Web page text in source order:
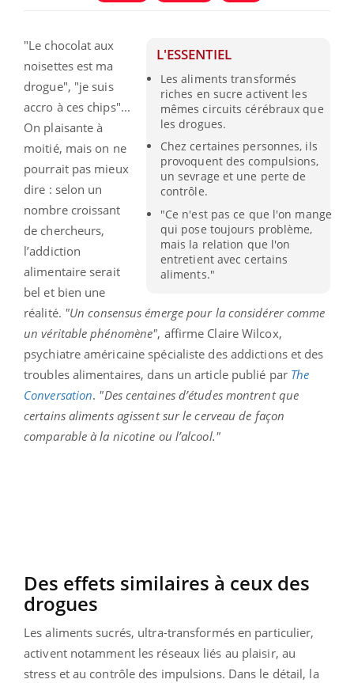
L'ESSENTIEL
Les aliments transformés
riches en sucre activent les
mêmes circuits cérébraux que
les drogues.
Chez certaines personnes, ils
provoquent des compulsions,
un sevrage et une perte de
contrôle.
"Ce n'est pas ce que l'on mange
qui pose toujours problème,
mais la relation que l'on
entretient avec certains
aliments."
"Le chocolat aux
noisettes est ma
drogue", "je suis
accro à ces chips"...
On plaisante à
moitié, mais on ne
pourrait pas mieux
dire : selon un
nombre croissant
de chercheurs,
l’addiction
alimentaire serait
bel et bien une
réalité. "Un consensus émerge pour la considérer comme
un véritable phénomène", affirme Claire Wilcox,
psychiatre américaine spécialiste des addictions et des
troubles alimentaires, dans un article publié par The
Conversation. "Des centaines d’études montrent que
certains aliments agissent sur le cerveau de façon
comparable à la nicotine ou l’alcool."
Des effets similaires à ceux des
drogues
Les aliments sucrés, ultra-transformés en particulier,
activent notamment les réseaux liés au plaisir, au
stress et au contrôle des impulsions. Dans le détail, la